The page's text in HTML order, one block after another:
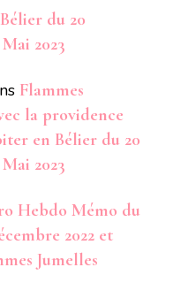
du 20
2023
Flammes
la providence
en Bélier du 20
2023
Hebdo Mémo du
2022 et
Jumelles